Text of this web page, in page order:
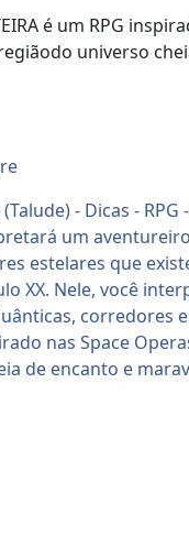
é um RPG
universo